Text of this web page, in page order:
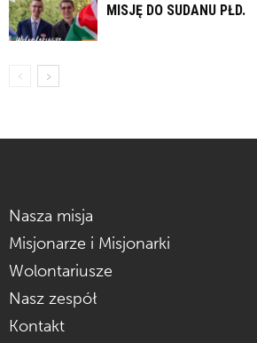
MISJĘ DO SUDANU PŁD.
Nasza misja
Misjonarze i Misjonarki
Wolontariusze
Nasz zespół
Kontakt